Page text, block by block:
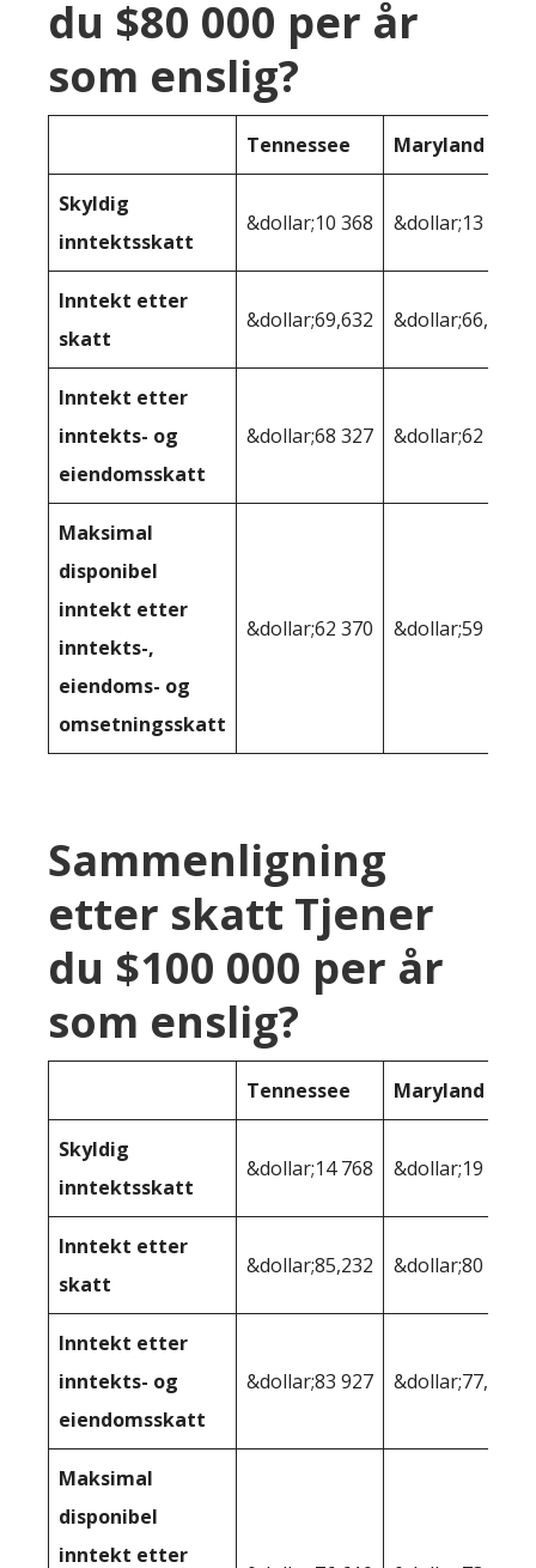
du $80 000 per år
som enslig?
Tennessee Maryland
Skyldig
inntektsskatt
&dollar;10 368 &dollar;13 852
Inntekt etter
skatt
&dollar;69,632 &dollar;66,148
Inntekt etter
inntekts- og
eiendomsskatt
&dollar;68 327 &dollar;62 982
Maksimal
disponibel
inntekt etter
inntekts-,
eiendoms- og
omsetningsskatt
&dollar;62 370 &dollar;59 417
Sammenligning
etter skatt Tjener
du $100 000 per år
som enslig?
Tennessee Maryland
Skyldig
inntektsskatt
&dollar;14 768 &dollar;19 202
Inntekt etter
skatt
&dollar;85,232 &dollar;80 798
Inntekt etter
inntekts- og
eiendomsskatt
&dollar;83 927 &dollar;77,632
Maksimal
disponibel
inntekt etter